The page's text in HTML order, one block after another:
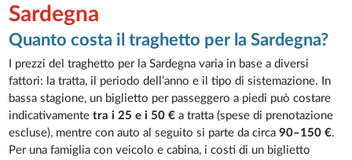
Sardegna
Quanto costa il traghetto per la Sardegna?
I prezzi del traghetto per la Sardegna varia in base a diversi
fattori: la tratta, il periodo dell’anno e il tipo di sistemazione. In
bassa stagione, un biglietto per passeggero a piedi può costare
indicativamentetra i 25 e i 50 € a tratta (spese di prenotazione
escluse), mentre con auto al seguito si parte da circa90–150 €.
Per una famiglia con veicolo e cabina, i costi di un biglietto